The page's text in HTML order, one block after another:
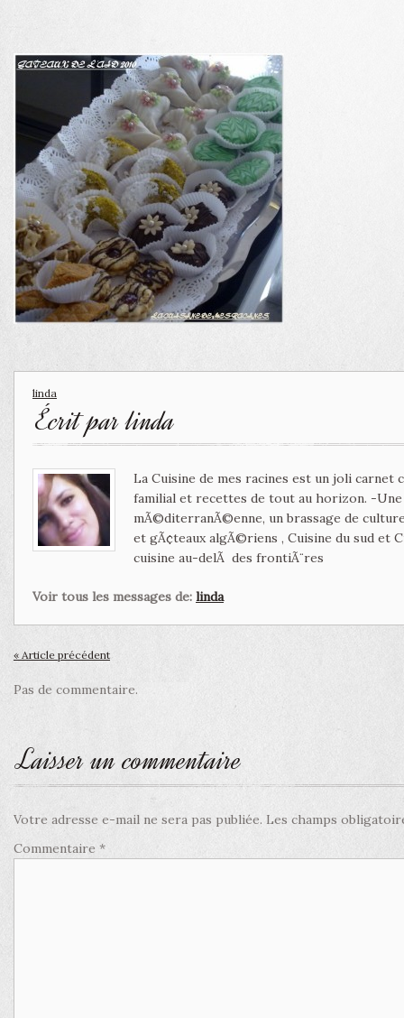
linda
Écrit parlinda
La Cuisine de mes racines est un joli
familial et recettes de tout au horizon. -
mÃ©diterranÃ©enne, un brassage de
et gÃ¢teaux algÃ©riens , Cuisine du sud et
cuisine au-delÃ des frontiÃ¨res
Voir tous les messages de: linda
« Article précédent
Pas de commentaire.
Laisser un commentaire
Votre adresse e-mail ne sera pas publiée. Les champs
Commentaire *